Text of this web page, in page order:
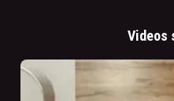
Videos